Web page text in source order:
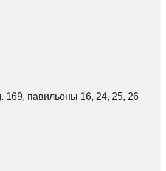
169, павильоны 16, 24, 25, 26